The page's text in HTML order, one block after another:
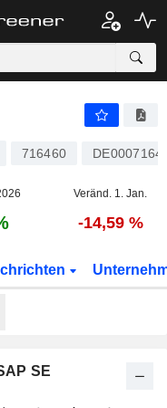
716460
Veränd. 1. Jan.
-14,59 %
SE